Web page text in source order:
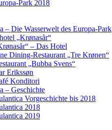
Park 2018
– Die Wasserwelt des Europa-Park
„Krønasår“
– Das Hotel
Dining-Restaurant „Tre Krønen“
„Bubba Svens“
Erikssøn
Konditori
– Geschichte
Vorgeschichte bis 2018
2018
2019